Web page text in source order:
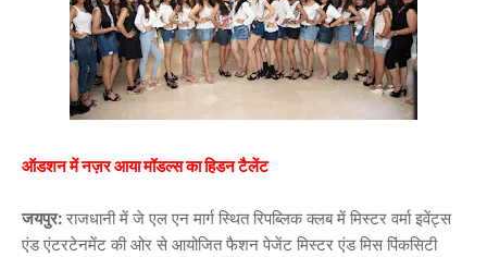
ऑडशन में नज़र आया मॉडल्स का हिडन टैलेंट
जयपुर: राजधानी में जे एल एन मार्ग स्थित रिपब्लिक क्लब में मिस्टर वर्मा इवेंट्स
एंड एंटरटेनमेंट की ओर से आयोजित फैशन पेजेंट मिस्टर एंड मिस पिंकसिटी